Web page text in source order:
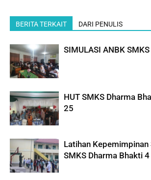
BERITA TERKAIT DARI PENULIS
SIMULASI ANBK
HUT SMKS Dharma
25
Latihan
SMKS Dharma Bhakti